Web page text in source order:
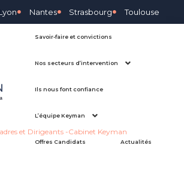
Nantes Strasbourg Toulouse
Savoir-faire et convictions
Nos secteurs d’intervention
Ils nous font confiance
L’équipe Keyman
Offres Candidats Actualités
et Dirigeants -Cabinet Keyman